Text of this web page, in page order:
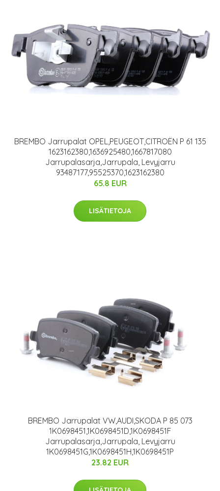
BREMBO Jarrupalat OPEL,PEUGEOT,CITROËN P 61 135
1623162380,1636925480,1667817080
Jarrupalasarja,Jarrupala, Levyjarru
93487177,95525370,1623162380
65.8 EUR
LISÄTIETOJA
BREMBO Jarrupalat VW,AUDI,SKODA P 85 073
1K0698451,1K0698451D,1K0698451F
Jarrupalasarja,Jarrupala, Levyjarru
1K0698451G,1K0698451H,1K0698451P
23.82 EUR